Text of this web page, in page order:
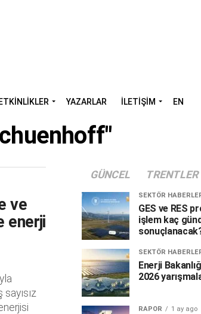
YAZARLAR İLETIŞIM EN
ve
enerji
GÜNCEL TRENTLER
SEKTÖR
GES ve RES
işlem kaç
SEKTÖR
Enerji
2026
RAPOR 1 ay ago